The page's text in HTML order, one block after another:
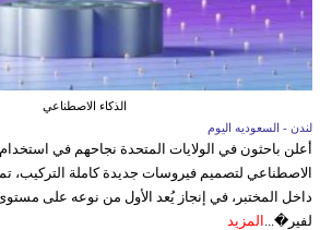
الذكاء الاصطناعي
لندن - السعوديه اليوم
أعلن باحثون في الولايات المتحدة نجاحهم في استخدام
الاصطناعي لتصميم فيروسات جديدة كاملة التركيب،
داخل المختبر، في إنجاز يُعد الأول من نوعه على
لفير�...
المزيد